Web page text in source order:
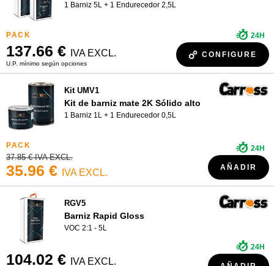
1 Barniz 5L + 1 Endurecedor 2,5L
137.66 € IVA EXCL.
U.P. mínimo según opciones
24H
CONFIGURE
Kit UMV1
Kit de barniz mate 2K Sólido alto
1 Barniz 1L + 1 Endurecedor 0,5L
37.85 € IVA EXCL.
35.96 € IVA EXCL.
24H
AÑADIR
RGV5
Barniz Rapid Gloss
VOC 2:1 - 5L
104.02 € IVA EXCL.
24H